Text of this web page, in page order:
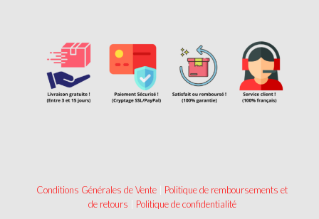
Conditions Générales de Vente
Politique de remboursements et
de retours
Politique de confidentialité